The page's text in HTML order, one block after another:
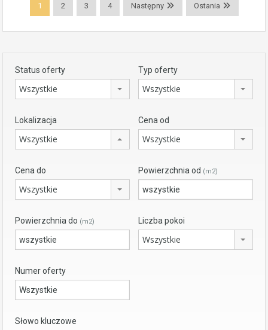
1 2 3 4 Następny Ostania
Status oferty
Wszystkie
Typ oferty
Wszystkie
Lokalizacja
Wszystkie
Cena od
Wszystkie
Cena do
Wszystkie
Powierzchnia od (m2)
Powierzchnia do (m2) Liczba pokoi
Wszystkie
Numer oferty
Słowo kluczowe